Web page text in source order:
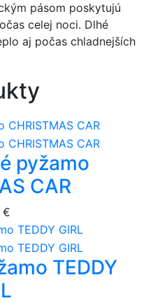
pásom poskytujú
celej noci. Dlhé
aj počas chladnejších
pyžamo
CAR
€
TEDDY